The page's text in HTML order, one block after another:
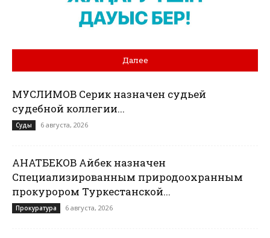
Далее
МУСЛИМОВ Серик назначен судьей
судебной коллегии...
Суды 6 августа, 2026
ҚАНАТБЕКОВ Айбек назначен
Специализированным природоохранным
прокурором Туркестанской...
Прокуратура 6 августа, 2026